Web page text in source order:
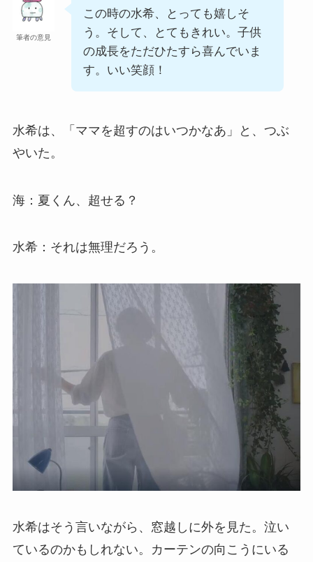
筆者の意見
この時の水希、とっても嬉しそ
う。そして、とてもきれい。子供
の成長をただひたすら喜んでいま
す。いい笑顔！
水希は、「ママを超すのはいつかなあ」と、つぶ
やいた。
海：夏くん、超せる？
水希：それは無理だろう。
水希はそう言いながら、窓越しに外を見た。泣い
ているのかもしれない。カーテンの向こうにいる